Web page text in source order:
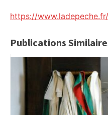
https://
Publications